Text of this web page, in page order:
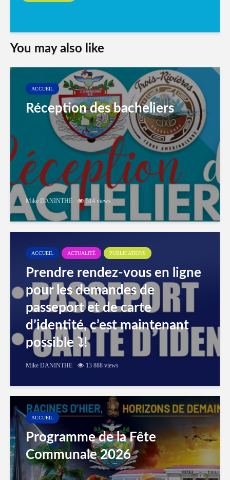
You may also like
ACCUEIL
Réception des bacheliers
Mike DANINTHE 514 views
ACCUEIL ACTUALITÉ PUBLICATIONS
Prendre rendez-vous en ligne
pour les demandes de
passeport et de carte
d’identité, c’est maintenant
possible ⤵️!
Mike DANINTHE 13 888 views
ACCUEIL
Programme de la Fête
Communale 2026